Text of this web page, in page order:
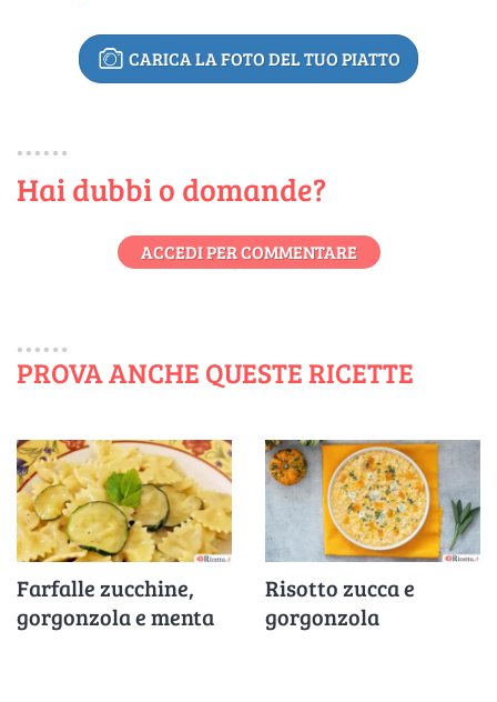
CARICA LA FOTO DEL TUO PIATTO
Hai dubbi o domande?
ACCEDI PER COMMENTARE
PROVA ANCHE QUESTE RICETTE
Farfalle zucchine,
gorgonzola e menta
Risotto zucca e
gorgonzola